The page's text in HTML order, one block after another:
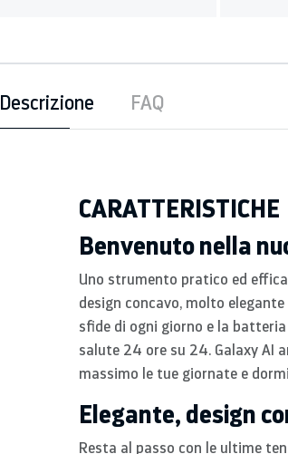
Descrizione FAQ
CARATTERISTICHE
Benvenuto nella
Uno strumento pratico ed
design concavo, molto
sfide di ogni giorno e la
salute 24 ore su 24. Galaxy AI
massimo le tue giornate e
Elegante, design
Resta al passo con le ultime